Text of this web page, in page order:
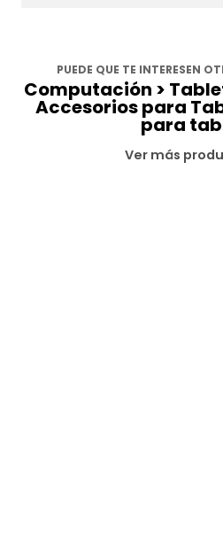
PUEDE QUE TE INTERESEN
Computación >
Accesorios para
para
Ver más